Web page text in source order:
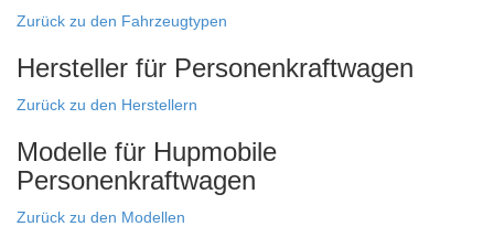
Zurück zu den Fahrzeugtypen
Hersteller für Personenkraftwagen
Zurück zu den Herstellern
Modelle für Hupmobile
Personenkraftwagen
Zurück zu den Modellen